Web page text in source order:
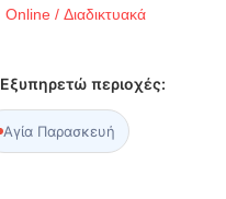
Online / Διαδικτυακά
Εξυπηρετώ περιοχές:
Αγία Παρασκευή